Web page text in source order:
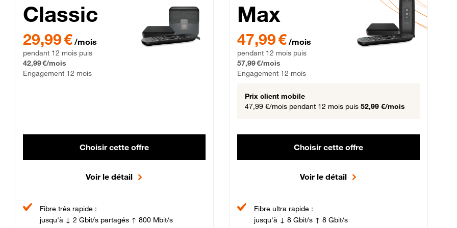
Classic
29,99 € par mois pendant 12 mois puis 42,99 € par mois, Engagement 12 mois
29,99 € /mois
pendant 12 mois puis
42,99 €/mois
Engagement 12 mois
Choisir cette offre
Voir le détail
Fibre très rapide :
jusqu'à ↓ 2 Gbit/s partagés ↑ 800 Mbit/s
Max
47,99 € par mois pendant 12 mois puis 57,99 € par mois,
47,99 € /mois
pendant 12 mois puis
57,99 €/mois
Engagement 12 mois
Prix client mobile
47,99 €/mois pendant 12 mois puis 52,99 €/mois
Choisir cette offre
Voir le détail
Fibre ultra rapide :
jusqu'à ↓ 8 Gbit/s ↑ 8 Gbit/s